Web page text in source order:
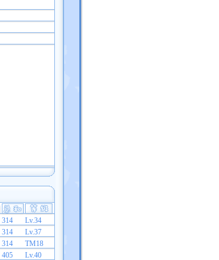
314
Lv.34
314
Lv.37
314
TM18
405
Lv.40